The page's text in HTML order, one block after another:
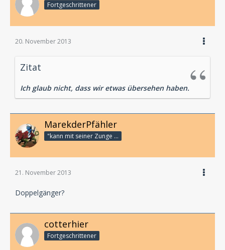
Fortgeschrittener
20. November 2013
Zitat
Ich glaub nicht, dass wir etwas übersehen haben.
MarekderPfähler
"kann mit seiner Zunge bis an seine Nasenspitze"
21. November 2013
Doppelgänger?
cotterhier
Fortgeschrittener